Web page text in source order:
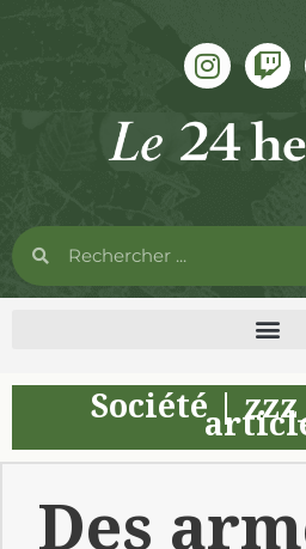
Société|
Des